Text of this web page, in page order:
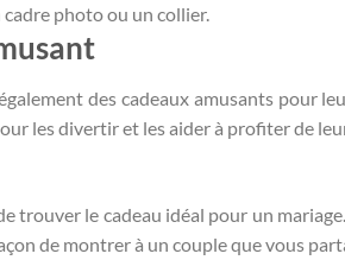
photo ou un collier.
des cadeaux amusants pour
les divertir et les aider à profiter de
trouver le cadeau idéal pour un
de montrer à un couple que vous